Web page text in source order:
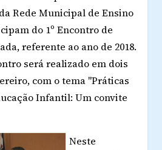
Rede Municipal de Ensino
do 1º Encontro de
referente ao ano de 2018.
será realizado em dois
com o tema "Práticas
Infantil: Um convite
Neste